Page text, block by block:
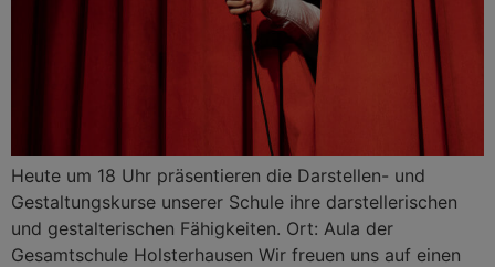
Heute um 18 Uhr präsentieren die Darstellen- und
Gestaltungskurse unserer Schule ihre darstellerischen
und gestalterischen Fähigkeiten. Ort: Aula der
Gesamtschule Holsterhausen Wir freuen uns auf einen